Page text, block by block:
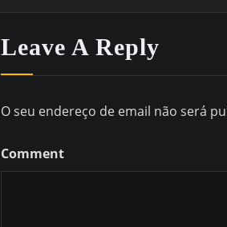
Leave A Reply
O seu endereço de email não será
Comment